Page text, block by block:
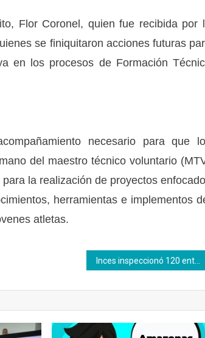
Flor Coronel, quien fue recibida por
se finiquitaron acciones futuras
en los procesos de Formación
necesario para que
del maestro técnico voluntario
la realización de proyectos
herramientas e implementos
atletas.